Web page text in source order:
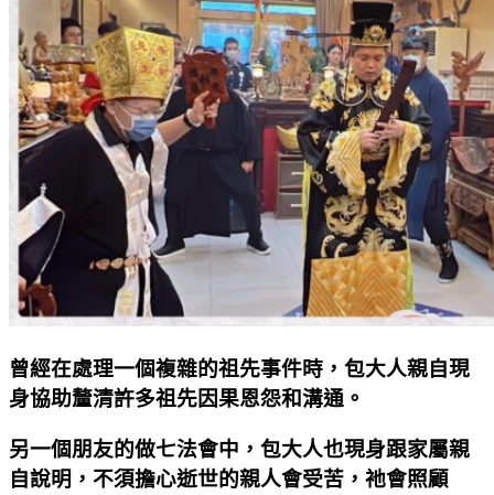
曾經在處理一個複雜的祖先事件時，包大人親自現
身協助釐清許多祖先因果恩怨和溝通。
另一個朋友的做七法會中，包大人也現身跟家屬親
自說明，不須擔心逝世的親人會受苦，祂會照顧